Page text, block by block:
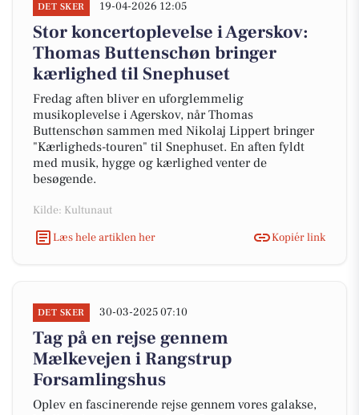
DET SKER 19-04-2026 12:05
Stor koncertoplevelse i Agerskov:
Thomas Buttenschøn bringer
kærlighed til Snephuset
Fredag aften bliver en uforglemmelig
musikoplevelse i Agerskov, når Thomas
Buttenschøn sammen med Nikolaj Lippert bringer
"Kærligheds-touren" til Snephuset. En aften fyldt
med musik, hygge og kærlighed venter de
besøgende.
Kilde: Kultunaut
Læs hele artiklen her
Kopiér link
DET SKER 30-03-2025 07:10
Tag på en rejse gennem
Mælkevejen i Rangstrup
Forsamlingshus
Oplev en fascinerende rejse gennem vores galakse,